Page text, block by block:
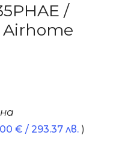
/
Airhome
€ / 293.37 лв. )